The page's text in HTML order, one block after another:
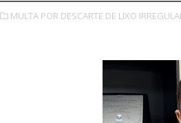
MULTA POR DESCARTE DE LIXO